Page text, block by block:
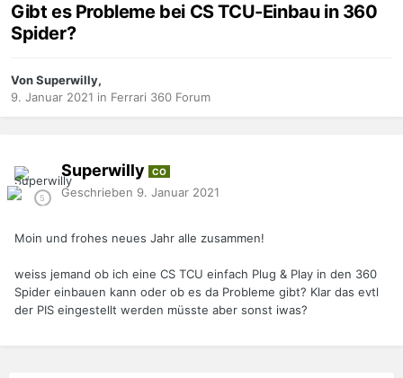
Gibt es Probleme bei CS TCU-Einbau in 360
Spider?
Von Superwilly,
9. Januar 2021 in Ferrari 360 Forum
Superwilly CO
Geschrieben 9. Januar 2021
Moin und frohes neues Jahr alle zusammen!
weiss jemand ob ich eine CS TCU einfach Plug & Play in den 360
Spider einbauen kann oder ob es da Probleme gibt? Klar das evtl
der PIS eingestellt werden müsste aber sonst iwas?